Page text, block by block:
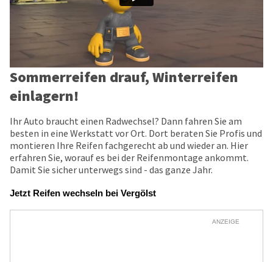
Sommerreifen drauf, Winterreifen
einlagern!
Ihr Auto braucht einen Radwechsel? Dann fahren Sie am
besten in eine Werkstatt vor Ort. Dort beraten Sie Profis und
montieren Ihre Reifen fachgerecht ab und wieder an. Hier
erfahren Sie, worauf es bei der Reifenmontage ankommt.
Damit Sie sicher unterwegs sind - das ganze Jahr.
Jetzt Reifen wechseln bei Vergölst
ANZEIGE